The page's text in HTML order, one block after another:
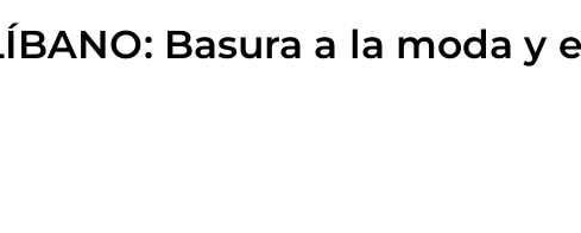
Basura a la moda y